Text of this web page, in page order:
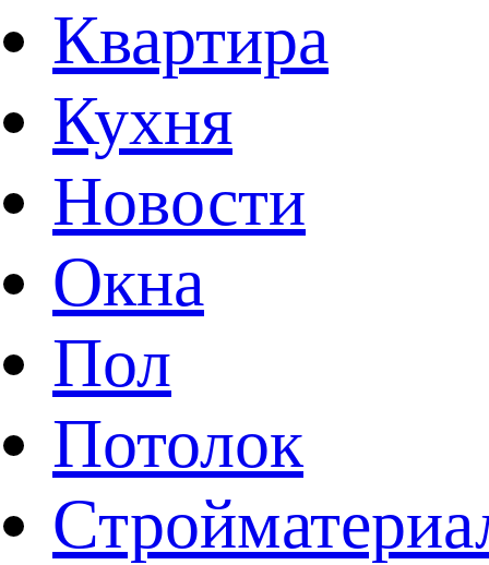
Квартира
Кухня
Новости
Окна
Пол
Потолок